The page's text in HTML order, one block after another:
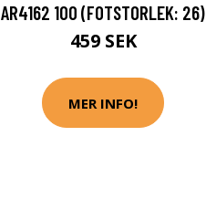
AR4162 100 (FOTSTORLEK: 26)
459 SEK
MER INFO!